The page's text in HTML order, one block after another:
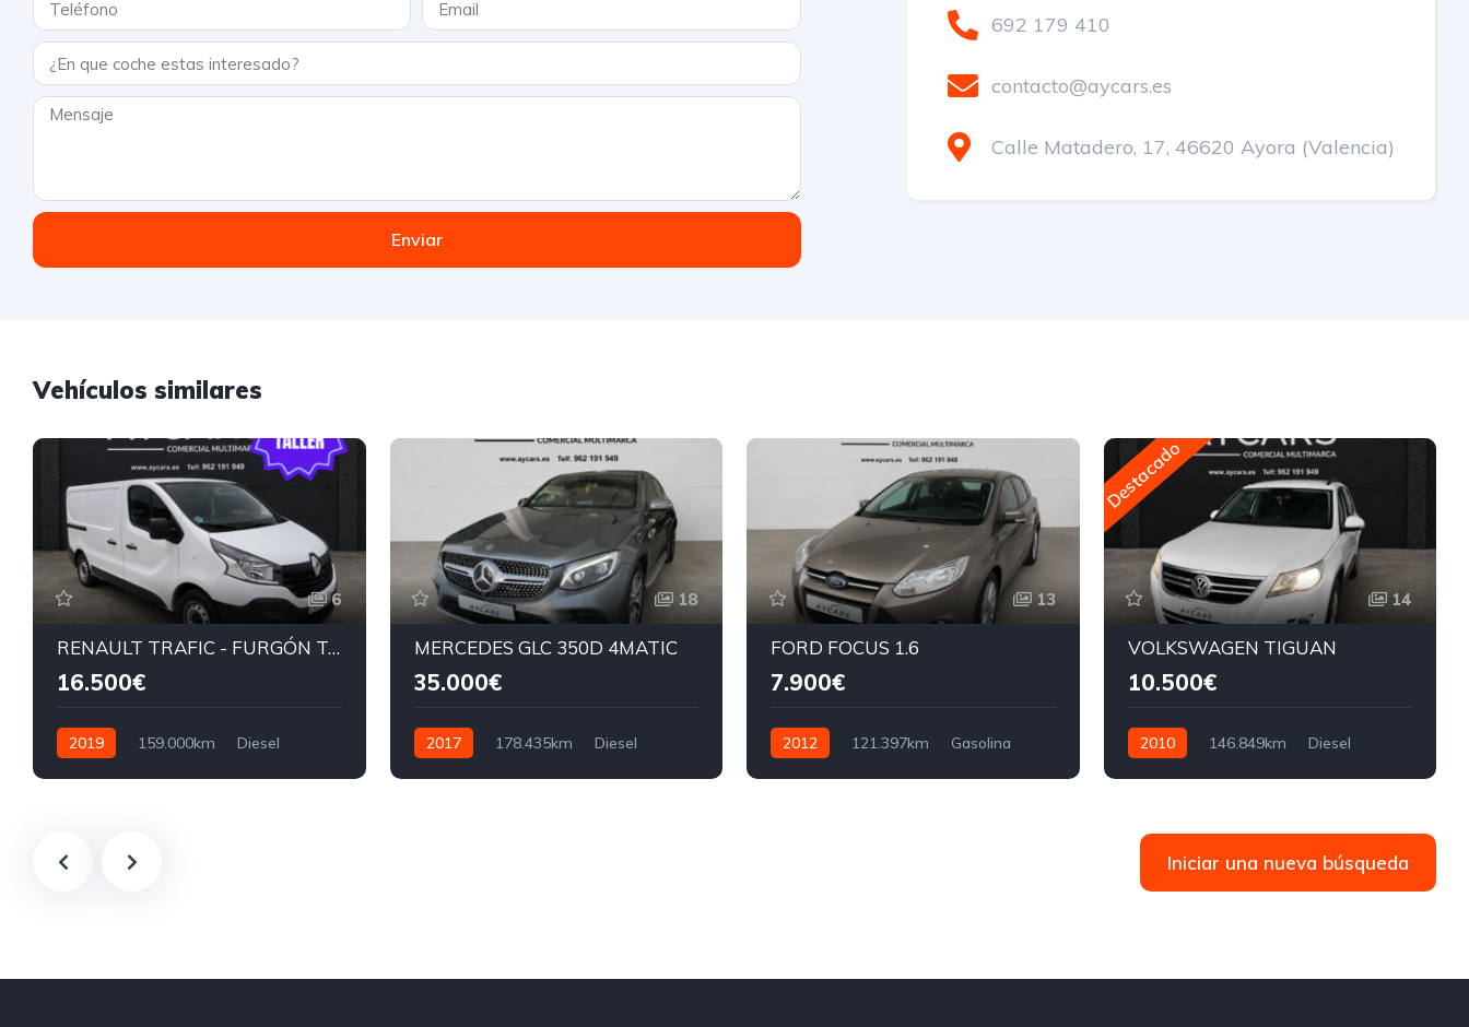
Enviar
692 179 410
contacto@aycars.es
Calle Matadero, 17, 46620 Ayora (Valencia)
Vehículos similares
6
RENAULT TRAFIC - FURGÓN TALLER HOMOLOGADO
16.500€
2019 159.000km
Diesel
18
MERCEDES GLC 350D 4MATIC
35.000€
2017 178.435km
Diesel
13
FORD FOCUS 1.6
7.900€
2012 121.397km
Gasolina
Destacado
14
VOLKSWAGEN TIGUAN
10.500€
2010 146.849km
Diesel
Iniciar una nueva búsqueda